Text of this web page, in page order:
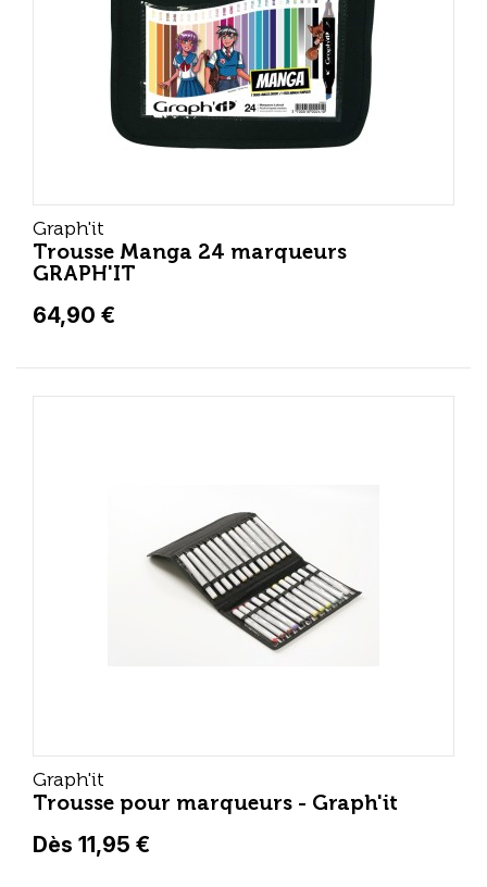
Graph'it
Trousse Manga 24 marqueurs
GRAPH'IT
64,90 €
Graph'it
Trousse pour marqueurs - Graph'it
Dès 11,95 €